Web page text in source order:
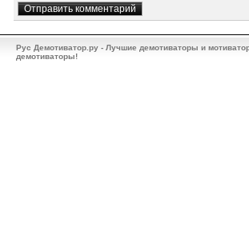
Рус Демотиватор.ру - Лучшие демотиваторы и
демотиваторы!